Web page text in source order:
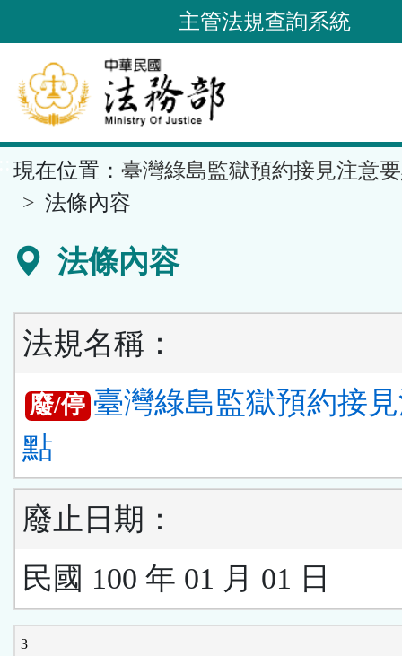
到
要
內
容
區
塊
主管法規查詢系統
現在位置： 臺灣綠島監獄預約接見注意
法條內容
法條內容
法規名稱：
廢/停 臺灣綠島監獄預約接
點
廢止日期：
民國 100 年 01 月 01 日
3